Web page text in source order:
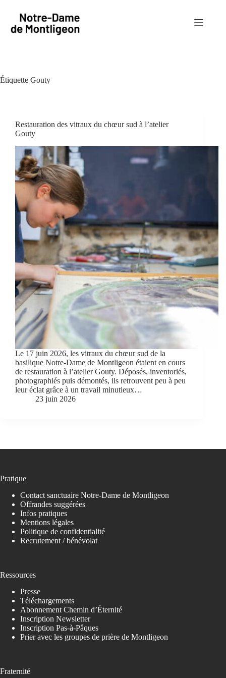
contenu
Étiquette Gouty
Restauration des vitraux du chœur sud à l’atelier
Gouty
Le 17 juin 2026, les vitraux du chœur sud de la
basilique Notre-Dame de Montligeon étaient en cours
de restauration à l’atelier Gouty. Déposés, inventoriés,
photographiés puis démontés, ils retrouvent peu à peu
leur éclat grâce à un travail minutieux…
23 juin 2026
Pratique
Contact sanctuaire Notre-Dame de Montligeon
Offrandes suggérées
Infos pratiques
Mentions légales
Politique de confidentialité
Recrutement / bénévolat
Ressources
Presse
Téléchargements
Abonnement Chemin d’Éternité
Inscription Newsletter
Inscription Pas-à-Pâques
Prier avec les groupes de prière de Montligeon
Fraternité